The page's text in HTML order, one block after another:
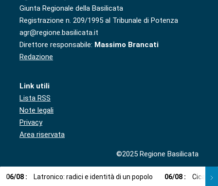
Giunta Regionale della Basilicata
Registrazione n. 209/1995 al Tribunale di Potenza
agr@regione.basilicata.it
Direttore responsabile: Massimo Brancati
Redazione
Link utili
Lista RSS
Note legali
Privacy
Area riservata
©2025 Regione Basilicata
06/08 : Latronico: radici e identità di un popolo 06/08 : Cicala: